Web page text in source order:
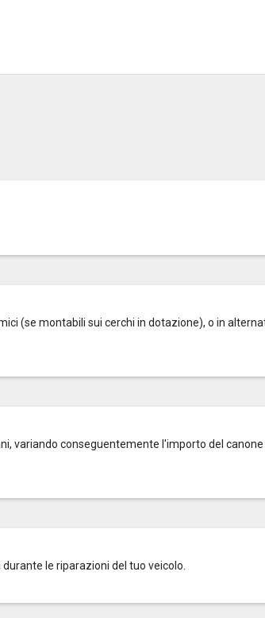
(se montabili sui cerchi in dotazione), o in
variando conseguentemente l'importo del
le riparazioni del tuo veicolo.